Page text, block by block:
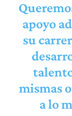
apoyo
su
mismas
a lo